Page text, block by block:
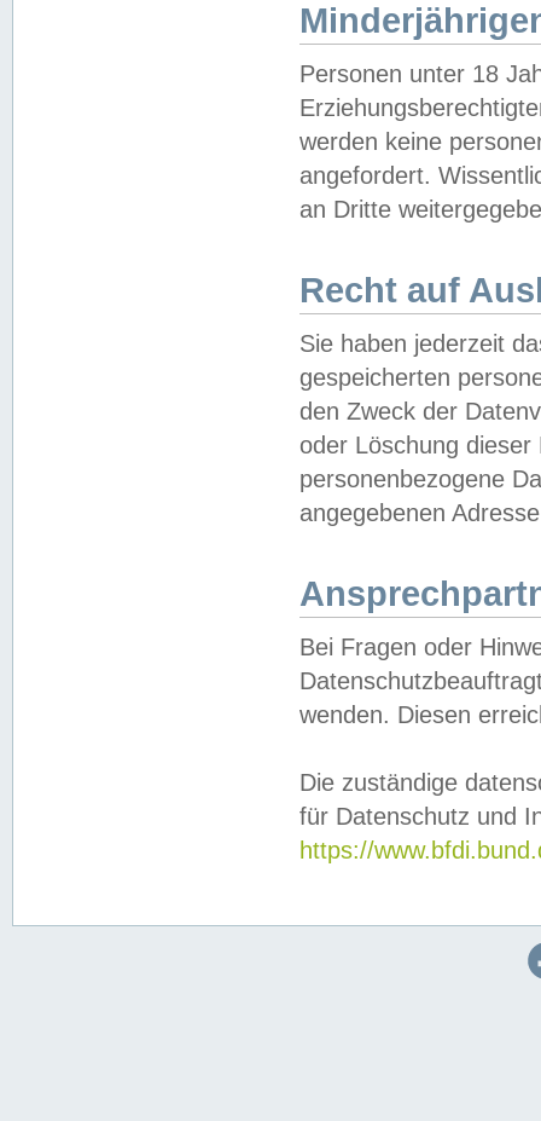
Personen unter 18
werden keine
angefordert.
an Dritte
Recht auf
Sie haben jederzeit
gespeicherten
den Zweck der
oder Löschung
personenbezogene
angegebenen
Bei Fragen oder
wenden. Diesen
Die zuständige
für Datenschutz und
https://